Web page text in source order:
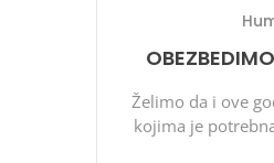
Želimo da i ove
kojima je